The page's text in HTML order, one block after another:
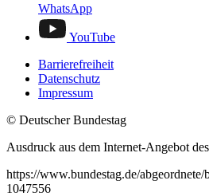
WhatsApp
YouTube
Barrierefreiheit
Datenschutz
Impressum
© Deutscher Bundestag
Ausdruck aus dem Internet-Angebot
https://www.bundestag.de/
1047556